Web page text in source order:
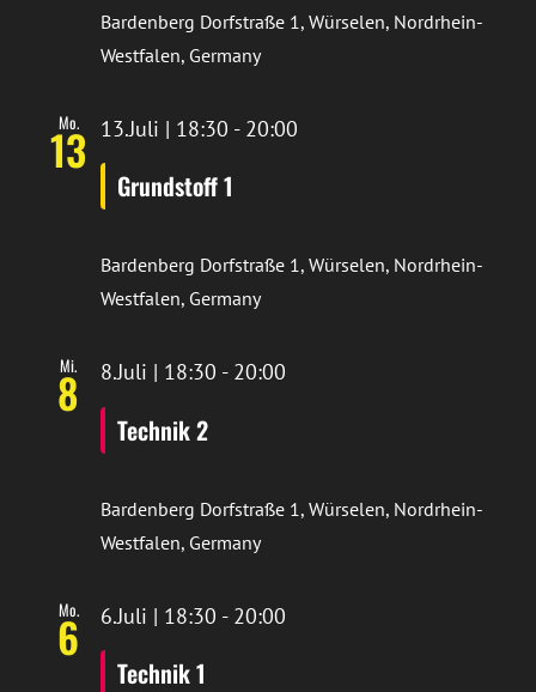
Bardenberg Dorfstraße 1, Würselen, Nordrhein-
Westfalen, Germany
Mo.
13
Grundstoff 1
13.Juli | 18:30 - 20:00
Bardenberg Dorfstraße 1, Würselen, Nordrhein-
Westfalen, Germany
Mi.
8
Technik 2
8.Juli | 18:30 - 20:00
Bardenberg Dorfstraße 1, Würselen, Nordrhein-
Westfalen, Germany
Mo.
6
Technik 1
6.Juli | 18:30 - 20:00